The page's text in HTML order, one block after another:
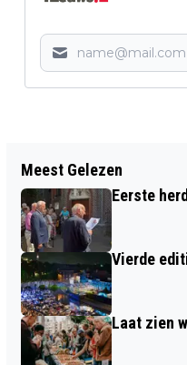
'T UMMEKE GAAT
Meest Gelezen
Eerste
Vierde
Laat zien